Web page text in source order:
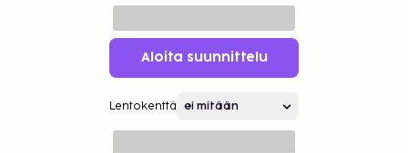
Aloita suunnittelu
Lentokenttä